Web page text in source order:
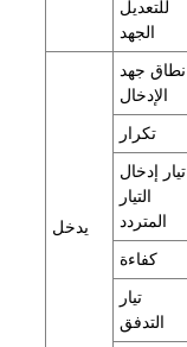
للتعديل
الجهد
يدخل
نطاق جهد
الإدخال
تكرار
تيار إدخال
التيار
المتردد
كفاءة
تيار
التدفق